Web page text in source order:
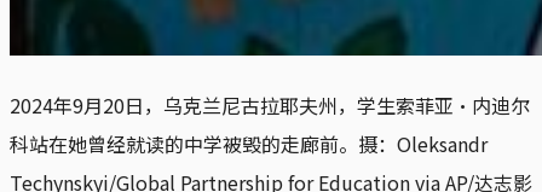
2024年9月20日，乌克兰尼古拉耶夫州，学生索菲亚·内迪尔
科站在她曾经就读的中学被毁的走廊前。摄：Oleksandr
Techynskyi/Global Partnership for Education via AP/达志影